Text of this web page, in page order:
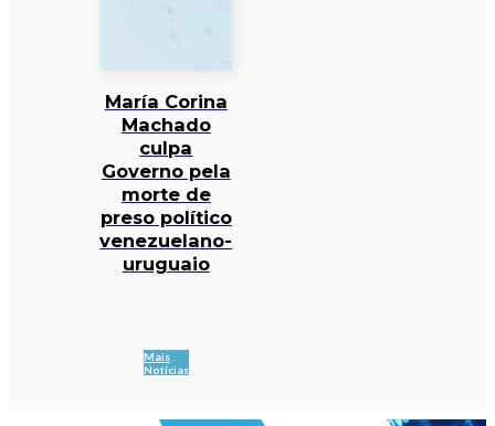
María Corina
Machado
culpa
Governo pela
morte de
preso político
venezuelano-
uruguaio
Mais
Notícias